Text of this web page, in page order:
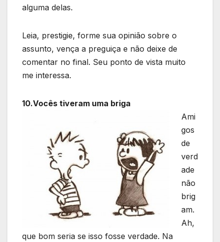
alguma delas.
Leia, prestigie, forme sua opinião sobre o
assunto, vença a preguiça e não deixe de
comentar no final. Seu ponto de vista muito
me interessa.
10.Vocês tiveram uma briga
Ami
gos
de
verd
ade
não
brig
am.
Ah,
que bom seria se isso fosse verdade. Na